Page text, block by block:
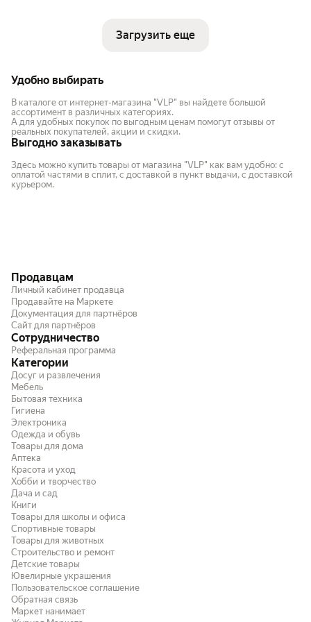
Загрузить еще
Удобно выбирать
В каталоге от интернет-магазина "VLP" вы найдете большой
ассортимент в различных категориях.
А для удобных покупок по выгодным ценам помогут отзывы от
реальных покупателей, акции и скидки.
Выгодно заказывать
Здесь можно купить товары от магазина "VLP" как вам удобно: с
оплатой частями в сплит, с доставкой в пункт выдачи, с доставкой
курьером.
Продавцам
Личный кабинет продавца
Продавайте на Маркете
Документация для партнёров
Сайт для партнёров
Сотрудничество
Реферальная программа
Категории
Досуг и развлечения
Мебель
Бытовая техника
Гигиена
Электроника
Одежда и обувь
Товары для дома
Аптека
Красота и уход
Хобби и творчество
Дача и сад
Книги
Товары для школы и офиса
Спортивные товары
Товары для животных
Строительство и ремонт
Детские товары
Ювелирные украшения
Пользовательское соглашение
Обратная связь
Маркет нанимает